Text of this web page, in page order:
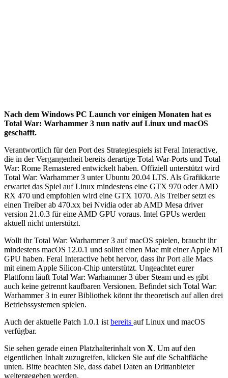
Nach dem Windows PC Launch vor einigen Monaten hat es
Total War: Warhammer 3 nun nativ auf Linux und macOS
geschafft.
Verantwortlich für den Port des Strategiespiels ist Feral Interactive,
die in der Vergangenheit bereits derartige Total War-Ports und Total
War: Rome Remastered entwickelt haben. Offiziell unterstützt wird
Total War: Warhammer 3 unter Ubuntu 20.04 LTS. Als Grafikkarte
erwartet das Spiel auf Linux mindestens eine GTX 970 oder AMD
RX 470 und empfohlen wird eine GTX 1070. Als Treiber setzt es
einen Treiber ab 470.xx bei Nvidia oder ab AMD Mesa driver
version 21.0.3 für eine AMD GPU voraus. Intel GPUs werden
aktuell nicht unterstützt.
Wollt ihr Total War: Warhammer 3 auf macOS spielen, braucht ihr
mindestens macOS 12.0.1 und solltet einen Mac mit einer Apple M1
GPU haben. Feral Interactive hebt hervor, dass ihr Port alle Macs
mit einem Apple Silicon-Chip unterstützt. Ungeachtet eurer
Plattform läuft Total War: Warhammer 3 über Steam und es gibt
auch keine getrennt kaufbaren Versionen. Befindet sich Total War:
Warhammer 3 in eurer Bibliothek könnt ihr theoretisch auf allen drei
Betriebssystemen spielen.
Auch der aktuelle Patch 1.0.1 ist bereits auf Linux und macOS
verfügbar.
Sie sehen gerade einen Platzhalterinhalt von X. Um auf den
eigentlichen Inhalt zuzugreifen, klicken Sie auf die Schaltfläche
unten. Bitte beachten Sie, dass dabei Daten an Drittanbieter
weitergegeben werden.